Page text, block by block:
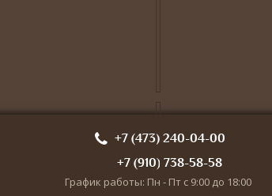
+7 (473) 240-04-00
+7 (910) 738-58-58
График работы: Пн - Пт с 9:00 до 18:00